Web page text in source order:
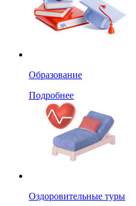
Образование
Подробнее
Оздоровительные туры